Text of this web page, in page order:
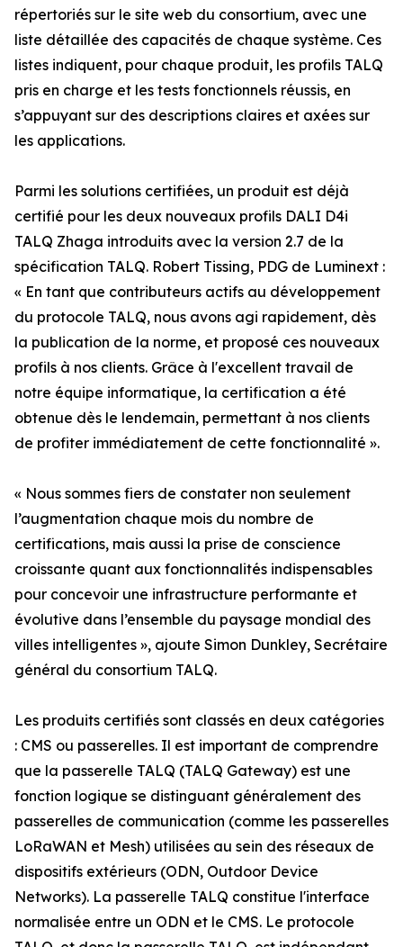
répertoriés sur le site web du consortium, avec une
liste détaillée des capacités de chaque système. Ces
listes indiquent, pour chaque produit, les profils TALQ
pris en charge et les tests fonctionnels réussis, en
s’appuyant sur des descriptions claires et axées sur
les applications.
Parmi les solutions certifiées, un produit est déjà
certifié pour les deux nouveaux profils DALI D4i
TALQ Zhaga introduits avec la version 2.7 de la
spécification TALQ. Robert Tissing, PDG de Luminext :
« En tant que contributeurs actifs au développement
du protocole TALQ, nous avons agi rapidement, dès
la publication de la norme, et proposé ces nouveaux
profils à nos clients. Grâce à l'excellent travail de
notre équipe informatique, la certification a été
obtenue dès le lendemain, permettant à nos clients
de profiter immédiatement de cette fonctionnalité ».
« Nous sommes fiers de constater non seulement
l’augmentation chaque mois du nombre de
certifications, mais aussi la prise de conscience
croissante quant aux fonctionnalités indispensables
pour concevoir une infrastructure performante et
évolutive dans l’ensemble du paysage mondial des
villes intelligentes », ajoute Simon Dunkley, Secrétaire
général du consortium TALQ.
Les produits certifiés sont classés en deux catégories
: CMS ou passerelles. Il est important de comprendre
que la passerelle TALQ (TALQ Gateway) est une
fonction logique se distinguant généralement des
passerelles de communication (comme les passerelles
LoRaWAN et Mesh) utilisées au sein des réseaux de
dispositifs extérieurs (ODN, Outdoor Device
Networks). La passerelle TALQ constitue l'interface
normalisée entre un ODN et le CMS. Le protocole